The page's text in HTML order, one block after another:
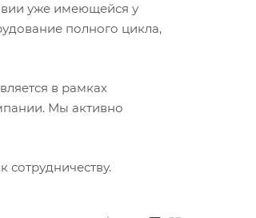
уже имеющейся у
полного цикла,
в рамках
Мы активно
сотрудничеству.